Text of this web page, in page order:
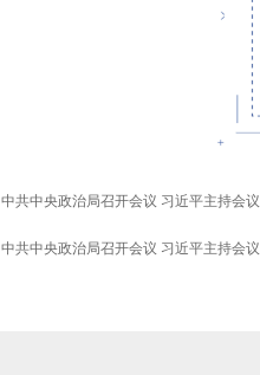
中共中央政治局召开会议 习近平主持会议
中共中央政治局召开会议 习近平主持会议